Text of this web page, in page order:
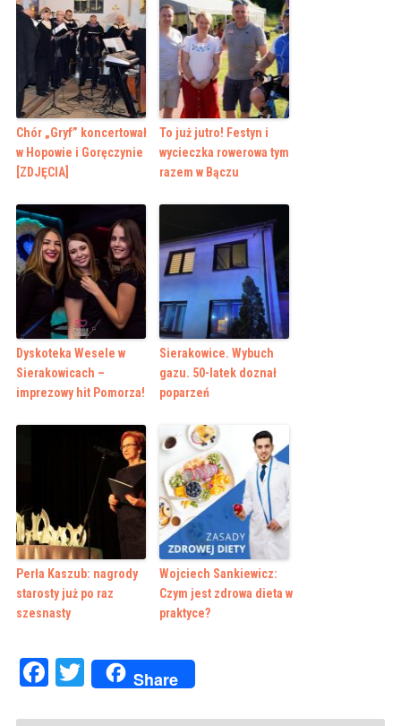
Chór „Gryf” koncertował
w Hopowie i Goręczynie
[ZDJĘCIA]
To już jutro! Festyn i
wycieczka rowerowa tym
razem w Bączu
Dyskoteka Wesele w
Sierakowicach –
imprezowy hit Pomorza!
Sierakowice. Wybuch
gazu. 50-latek doznał
poparzeń
Perła Kaszub: nagrody
starosty już po raz
szesnasty
Wojciech Sankiewicz:
Czym jest zdrowa dieta w
praktyce?
Facebook
Twitter
Share